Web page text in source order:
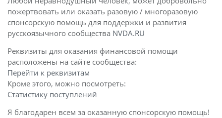
пожертвовать или оказать разовую / многоразовую
спонсорскую помощь для поддержки и развития
русскоязычного сообщества NVDA.RU
Реквизиты для оказания финансовой помощи
расположены на сайте сообщества:
Перейти к реквизитам
Кроме этого, можно посмотреть:
Статистику поступлений
Я благодарен всем за оказанную спонсорскую помощь!